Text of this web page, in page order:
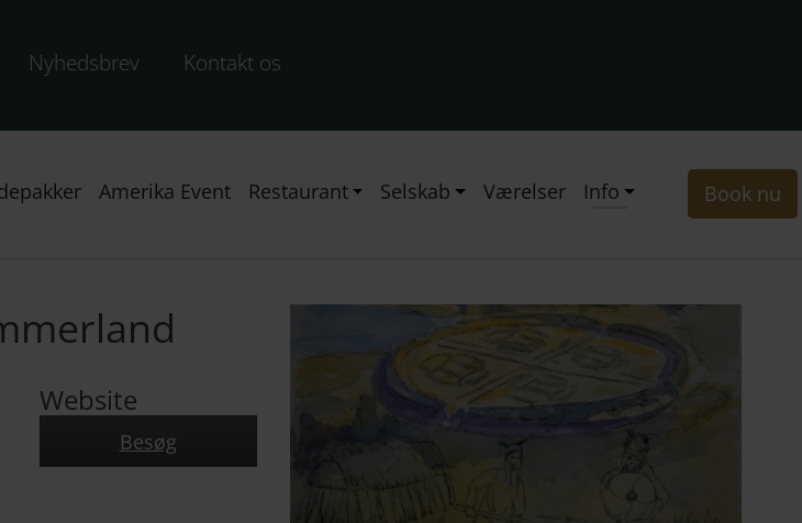
Kontakt os
Nyhedsbrev
Amerika Event Restaurant Selskab Værelser Info Book nu
Website
Besøg